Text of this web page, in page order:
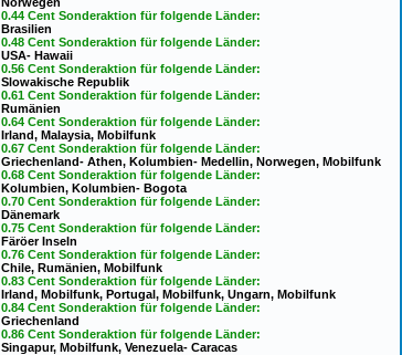
0.44 Cent Sonderaktion für folgende Länder:
Brasilien
0.48 Cent Sonderaktion für folgende Länder:
USA- Hawaii
0.56 Cent Sonderaktion für folgende Länder:
Slowakische Republik
0.61 Cent Sonderaktion für folgende Länder:
Rumänien
0.64 Cent Sonderaktion für folgende Länder:
Irland, Malaysia, Mobilfunk
0.67 Cent Sonderaktion für folgende Länder:
Griechenland- Athen, Kolumbien- Medellin, Norwegen, Mobilfunk
0.68 Cent Sonderaktion für folgende Länder:
Kolumbien, Kolumbien- Bogota
0.70 Cent Sonderaktion für folgende Länder:
Dänemark
0.75 Cent Sonderaktion für folgende Länder:
Färöer Inseln
0.76 Cent Sonderaktion für folgende Länder:
Chile, Rumänien, Mobilfunk
0.83 Cent Sonderaktion für folgende Länder:
Irland, Mobilfunk, Portugal, Mobilfunk, Ungarn, Mobilfunk
0.84 Cent Sonderaktion für folgende Länder:
Griechenland
0.86 Cent Sonderaktion für folgende Länder:
Singapur, Mobilfunk, Venezuela- Caracas